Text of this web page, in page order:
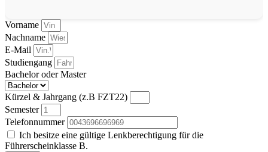
Vorname
Nachname
E-Mail
Studiengang
Bachelor oder Master
Kürzel & Jahrgang (z.B FZT22)
Semester
Telefonnummer
Ich besitze eine gültige Lenkberechtigung für die
Führerscheinklasse B.